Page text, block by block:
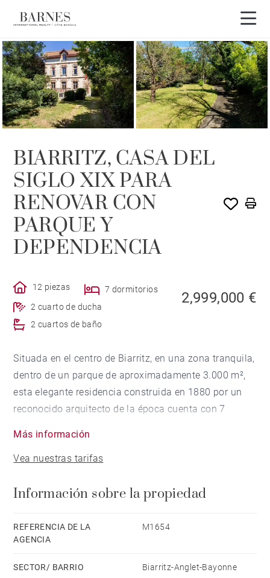
BIARRITZ, CASA DEL
SIGLO XIX PARA
RENOVAR CON
PARQUE Y
DEPENDENCIA
12 piezas
7 dormitorios
2 cuarto de ducha
2 cuartos de baño
2,999,000 €
Situada en el centro de Biarritz, en una zona tranquila,
dentro de un parque de aproximadamente 3.000 m²,
esta elegante residencia construida en 1880 por un
reconocido arquitecto de la época cuenta con 7
parque el esplendor de antaño. Hermosas alturas de
entrada del parque y un garaje completan esta
Más información
Vea nuestras tarifas
Información sobre la propiedad
REFERENCIA DE LA
AGENCIA
M1654
SECTOR/ BARRIO Biarritz-Anglet-Bayonne